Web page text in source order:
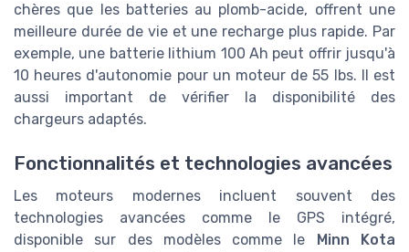
chères que les batteries au plomb-acide, offrent une
meilleure durée de vie et une recharge plus rapide. Par
exemple, une batterie lithium 100 Ah peut offrir jusqu'à
10 heures d'autonomie pour un moteur de 55 lbs. Il est
aussi important de vérifier la disponibilité des
chargeurs adaptés.
Fonctionnalités et technologies avancées
Les moteurs modernes incluent souvent des
technologies avancées comme le GPS intégré,
disponible sur des modèles comme le
Minn Kota